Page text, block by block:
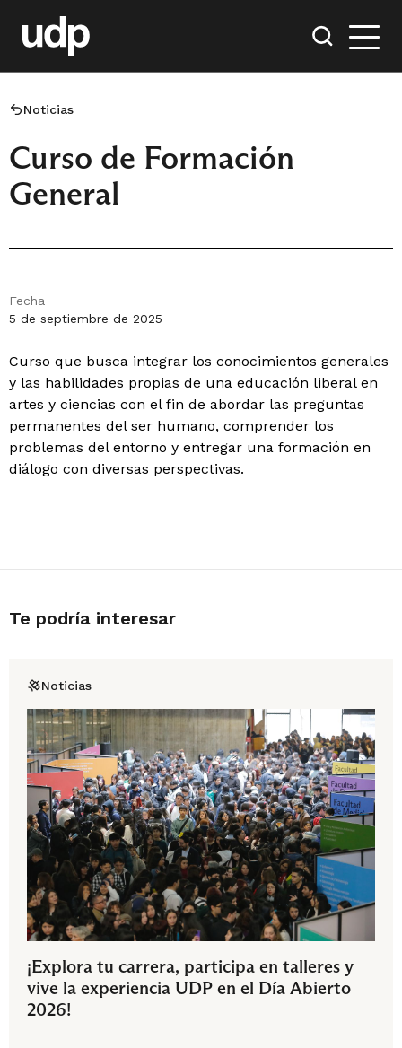
Noticias
Curso de Formación
General
Fecha
5 de septiembre de 2025
Curso que busca integrar los conocimientos generales
y las habilidades propias de una educación liberal en
artes y ciencias con el fin de abordar las preguntas
permanentes del ser humano, comprender los
problemas del entorno y entregar una formación en
diálogo con diversas perspectivas.
Te podría interesar
Noticias
¡Explora tu carrera, participa en talleres y
vive la experiencia UDP en el Día Abierto
2026!